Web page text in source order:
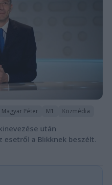
Magyar Péter M1 Közmédia
után
a Blikknek beszélt.